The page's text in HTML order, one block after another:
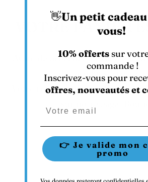
VOTRE PANIER
Avant de procéder aupaiement,
des produits à votre
Vous trouverez de nombreux
👋Un petit
vous!
10% offertssur
commande !
Inscrivez-vous pour
offres, nouveautés et
👉 Je valide mon
promo